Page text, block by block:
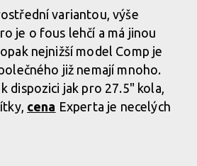
variantou, výše
je o fous lehčí a má jinou
nejnižší model Comp je
již nemají mnoho.
dispozici jak pro 27.5" kola,
cena Experta je necelých